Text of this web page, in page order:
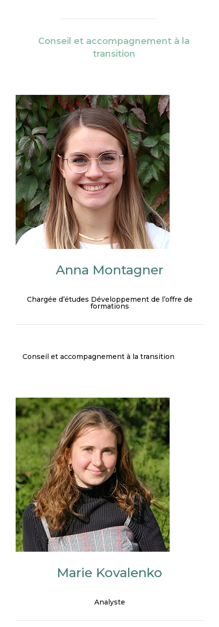
Conseil et accompagnement à la
transition
Anna Montagner
Chargée d’études Développement de l’offre de
formations
Conseil et accompagnement à la transition
Marie Kovalenko
Analyste